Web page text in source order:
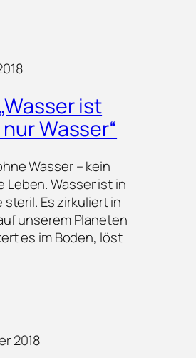
ist
Wasser“
Wasser – kein
Leben. Wasser ist in
steril. Es zirkuliert in
unserem Planeten
es im Boden, löst
2018